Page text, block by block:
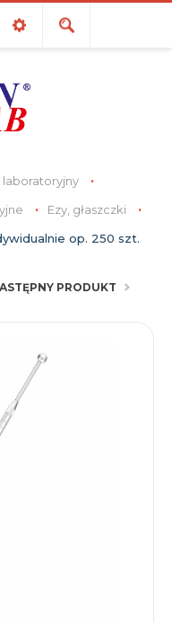
Ezy, głaszczki
op. 250 szt.
PRODUKT